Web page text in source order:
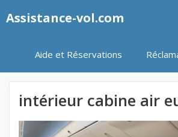
auAssistance-vol.com
Aide et Réservations
intérieur cabine air